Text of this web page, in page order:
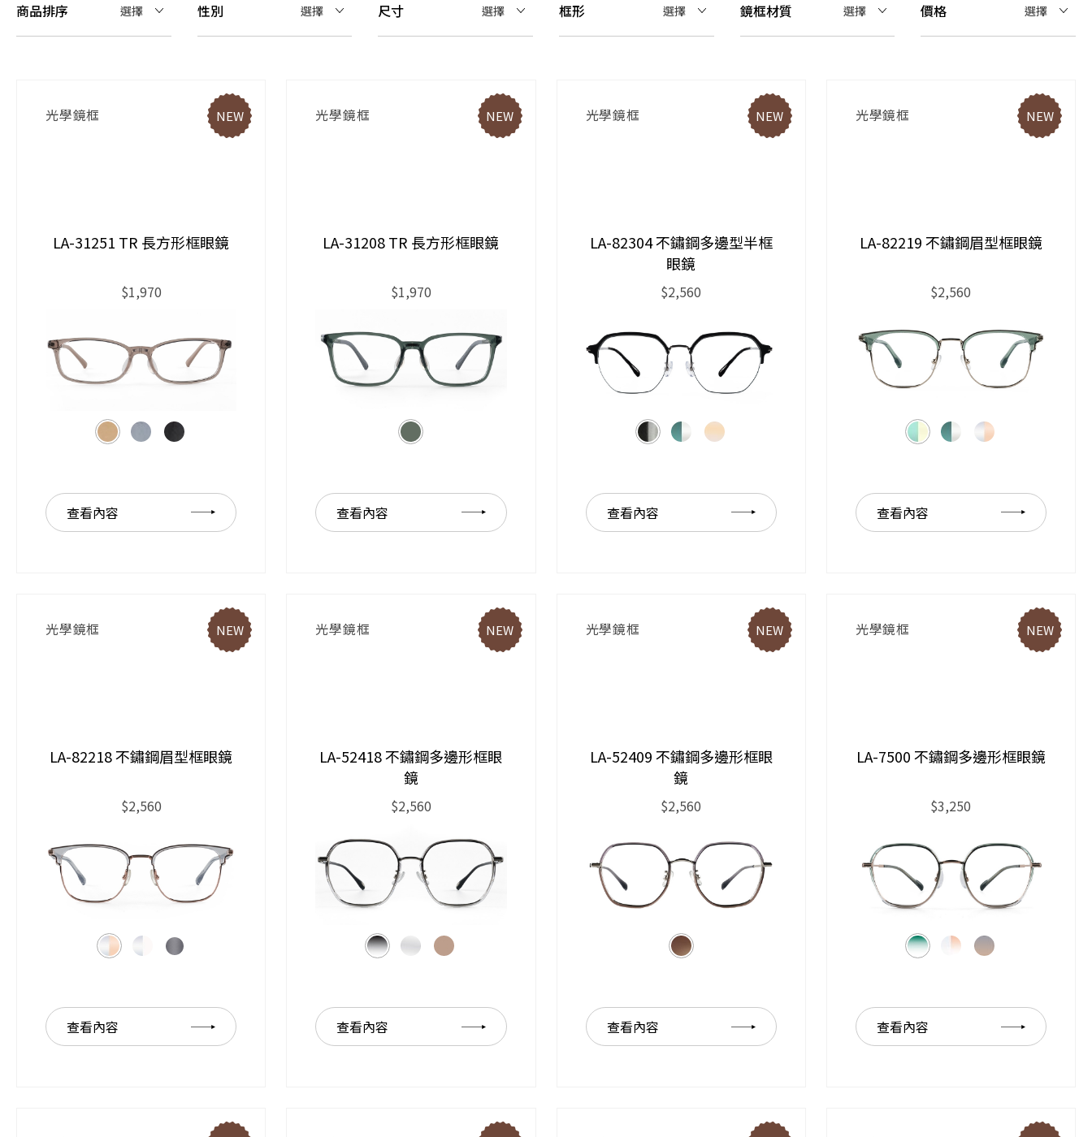
商品排序 選擇 性別 選擇 尺寸 選擇 框形 選擇 鏡框材質 選擇 價格 選擇
光學鏡框 NEW
LA-31251 TR 長方形框眼鏡
$1,970
查看內容
光學鏡框 NEW
LA-31208 TR 長方形框眼鏡
$1,970
查看內容
光學鏡框 NEW
LA-82304 不鏽鋼多邊型半框
眼鏡
$2,560
查看內容
光學鏡框 NEW
LA-82219 不鏽鋼眉型框眼鏡
$2,560
查看內容
光學鏡框 NEW
LA-82218 不鏽鋼眉型框眼鏡
$2,560
查看內容
光學鏡框 NEW
LA-52418 不鏽鋼多邊形框眼
鏡
$2,560
查看內容
光學鏡框 NEW
LA-52409 不鏽鋼多邊形框眼
鏡
$2,560
查看內容
光學鏡框 NEW
LA-7500 不鏽鋼多邊形框眼鏡
$3,250
查看內容